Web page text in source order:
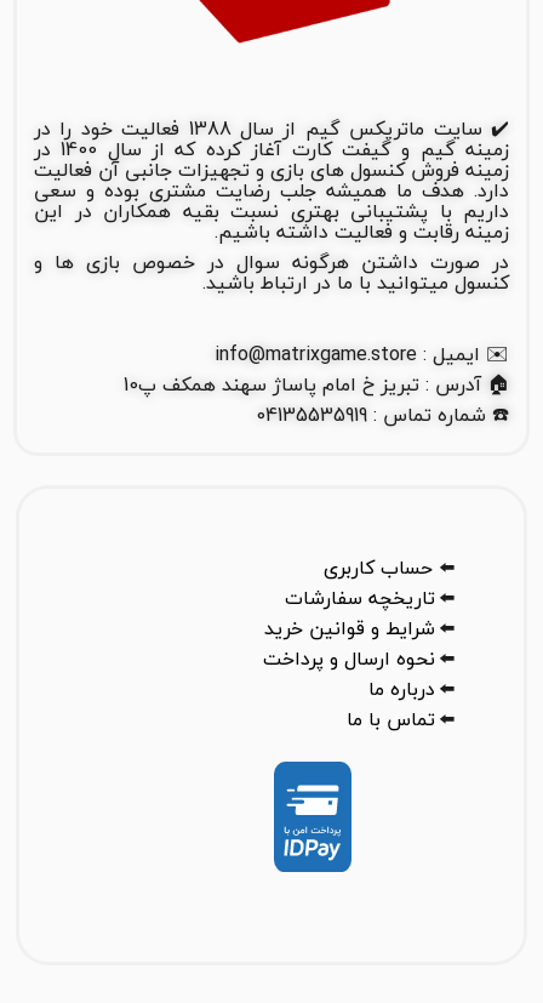
✔️ سایت ماتریکس گیم از سال 1388 فعالیت خود را در
زمینه گیم و گیفت کارت آغاز کرده که از سال 1400 در
زمینه فروش کنسول های بازی و تجهیزات جانبی آن فعالیت
دارد. هدف ما همیشه جلب رضایت مشتری بوده و سعی
داریم با پشتیبانی بهتری نسبت بقیه همکاران در این
زمینه رقابت و فعالیت داشته باشیم.
در صورت داشتن هرگونه سوال در خصوص بازی ها و
کنسول میتوانید با ما در ارتباط باشید.
✉️ ایمیل : info@matrixgame.store
🏠 آدرس : تبریز خ امام پاساژ سهند همکف پ10
☎️ شماره تماس : 04135535919
⬅️ حساب کاربری
⬅️تاریخچه سفارشات
⬅️شرایط و قوانین خرید
⬅️نحوه ارسال و پرداخت
⬅️درباره ما
⬅️تماس با ما